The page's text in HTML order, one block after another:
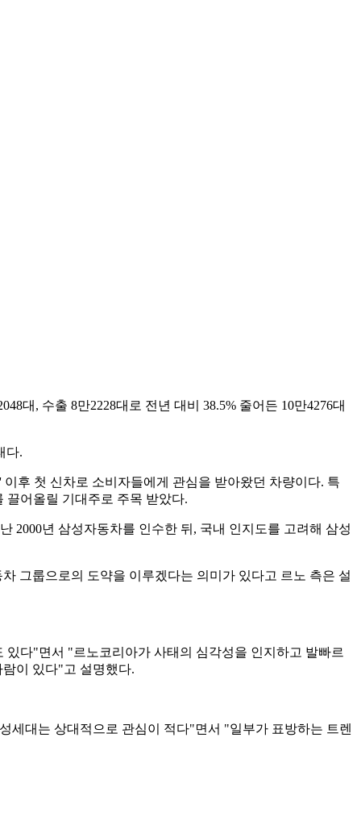
대, 수출 8만2228대로 전년 대비 38.5% 줄어든 10만4276대
다.
후 첫 신차로 소비자들에게 관심을 받아왔던 차량이다. 특
끌어올릴 기대주로 주목 받았다.
2000년 삼성자동차를 인수한 뒤, 국내 인지도를 고려해 삼성
그룹으로의 도약을 이루겠다는 의미가 있다고 르노 측은 설
다"면서 "르노코리아가 사태의 심각성을 인지하고 발빠르
이 있다"고 설명했다.
세대는 상대적으로 관심이 적다"면서 "일부가 표방하는 트렌